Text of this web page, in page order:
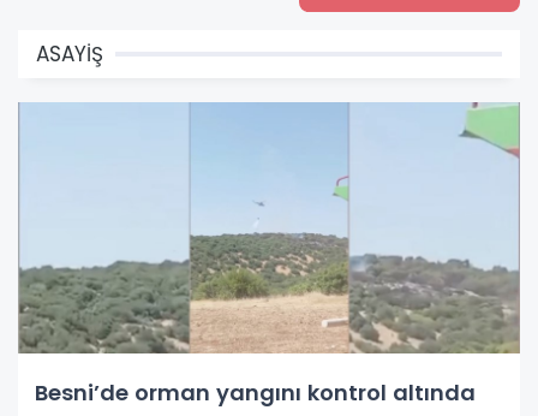
ASAYİŞ
Besni’de orman yangını kontrol altında